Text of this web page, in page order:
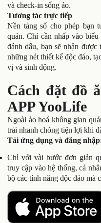
và check-in sống ảo.
Tương tác trực tiếp
Nền tảng số cho phép bạn
quán. Chỉ cần nhấp vào
đánh dấu, bạn sẽ nhận
những nét thiết kế độc đáo,
vị và sinh động.
Cách đặt đồ
APP YooLife
Ngoài ảo hoá không gian
trải nhanh chóng tiện lợi khi
Tải ứng dụng và đăng
Chỉ với vài bước đơn giản
truy cập vào hệ thống, cá
bộ các tính năng độc đáo mà